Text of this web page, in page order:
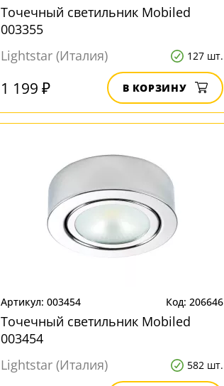
Точечный светильник Mobiled
003355
Lightstar (Италия)
127 шт.
1 199 ₽ В КОРЗИНУ
003454 206646
Точечный светильник Mobiled
003454
Lightstar (Италия)
582 шт.